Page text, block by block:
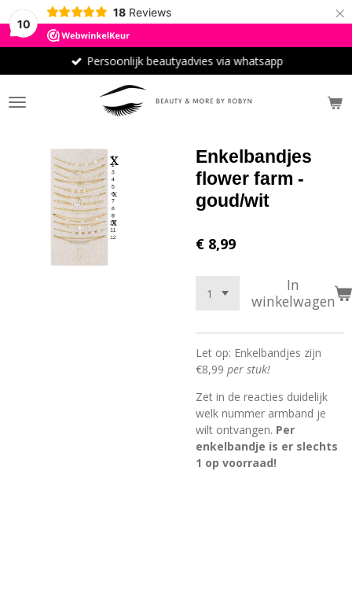
10
18 Reviews ×
Persoonlijk beautyadvies via whatsapp
Enkelbandjes
flower farm -
goud/wit
€ 8,99
In
winkelwagen
Let op: Enkelbandjes zijn
€8,99 per stuk!
Zet in de reacties duidelijk
welk nummer armband je
wilt ontvangen. Per
enkelbandje is er slechts
1 op voorraad!